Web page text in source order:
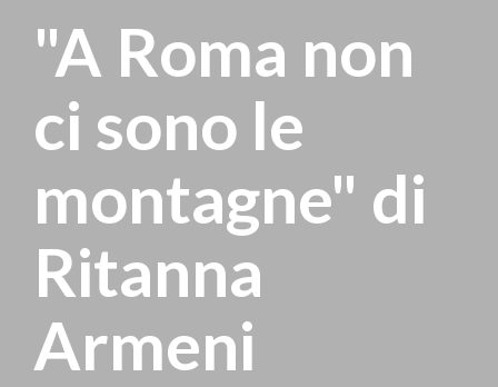
"A Roma non
ci sono le
montagne" di
Ritanna
Armeni